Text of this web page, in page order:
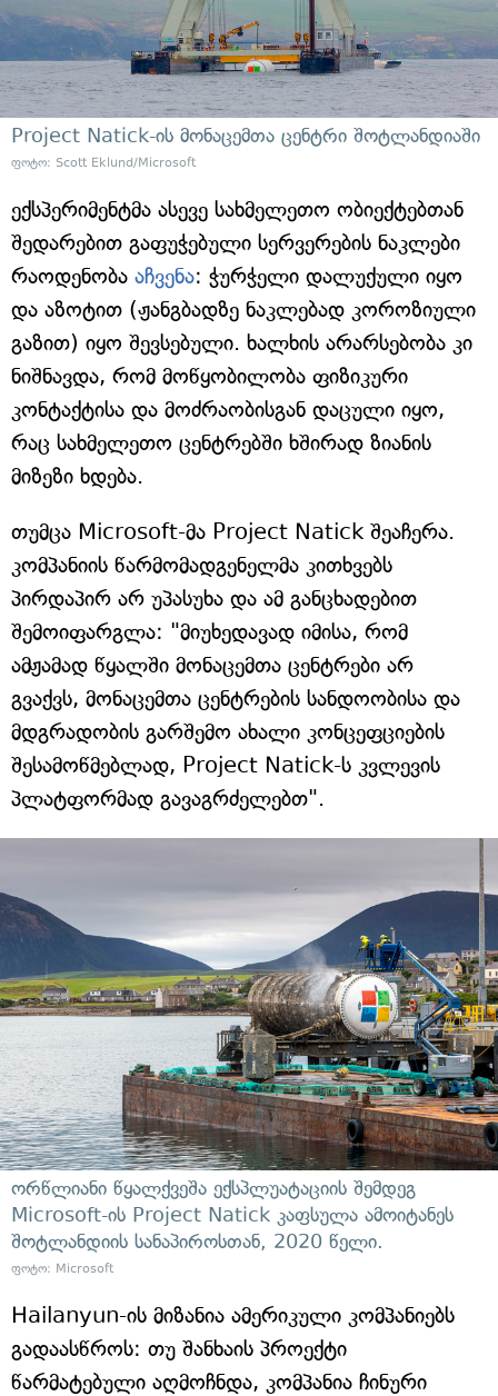
Project Natick-ის მონაცემთა ცენტრი შოტლანდიაში
ფოტო: Scott Eklund/Microsoft
ექსპერიმენტმა ასევე სახმელეთო ობიექტებთან
შედარებით გაფუჭებული სერვერების ნაკლები
რაოდენობა აჩვენა: ჭურჭელი დალუქული იყო
და აზოტით (ჟანგბადზე ნაკლებად კოროზიული
გაზით) იყო შევსებული. ხალხის არარსებობა კი
ნიშნავდა, რომ მოწყობილობა ფიზიკური
კონტაქტისა და მოძრაობისგან დაცული იყო,
რაც სახმელეთო ცენტრებში ხშირად ზიანის
მიზეზი ხდება.
თუმცა Microsoft-მა Project Natick შეაჩერა.
კომპანიის წარმომადგენელმა კითხვებს
პირდაპირ არ უპასუხა და ამ განცხადებით
შემოიფარგლა: "მიუხედავად იმისა, რომ
ამჟამად წყალში მონაცემთა ცენტრები არ
გვაქვს, მონაცემთა ცენტრების სანდოობისა და
მდგრადობის გარშემო ახალი კონცეფციების
შესამოწმებლად, Project Natick-ს კვლევის
პლატფორმად გავაგრძელებთ".
ორწლიანი წყალქვეშა ექსპლუატაციის შემდეგ
Microsoft-ის Project Natick კაფსულა ამოიტანეს
შოტლანდიის სანაპიროსთან, 2020 წელი.
ფოტო: Microsoft
Hailanyun-ის მიზანია ამერიკული კომპანიებს
გადაასწროს: თუ შანხაის პროექტი
წარმატებული აღმოჩნდა, კომპანია ჩინური